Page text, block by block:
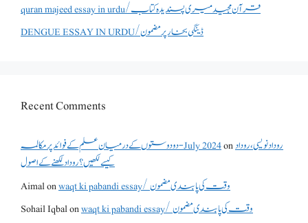
quran majeed essay in urdu/قرآن مجید میری پسندیدہ کتاب
DENGUE ESSAY IN URDU/ڈینگی بخار پر مضمون
Recent Comments
دو دوستوں کے درمیان علم کے فوائد پر مکالمہ - July 2024onروداد نویسی ،روداد
کیسے لکھیں؟ روداد لکھنے کے اصول
Aimalon
waqt ki pabandi essay/ وقت کی پابندی مضمون
Sohail Iqbalon
waqt ki pabandi essay/ وقت کی پابندی مضمون